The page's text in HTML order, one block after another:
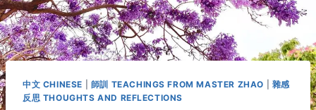
中文 CHINESE 師訓 TEACHINGS FROM MASTER ZHAO
雜感
反思 THOUGHTS AND REFLECTIONS